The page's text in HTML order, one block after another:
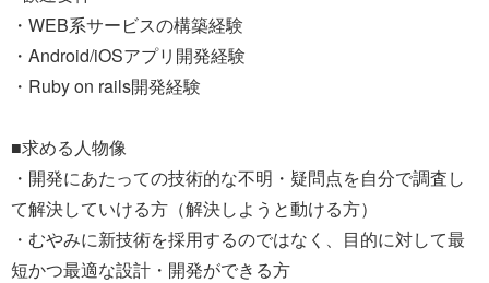
・WEB系サービスの構築経験
・Android/iOSアプリ開発経験
・Ruby on rails開発経験
■求める人物像
・開発にあたっての技術的な不明・疑問点を自分で調査し
て解決していける方（解決しようと動ける方）
・むやみに新技術を採用するのではなく、目的に対して最
短かつ最適な設計・開発ができる方